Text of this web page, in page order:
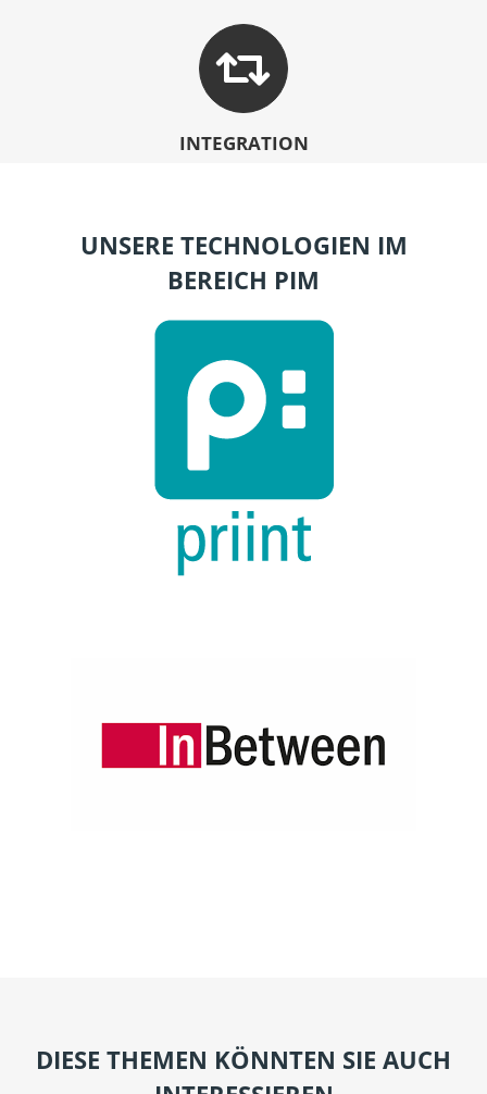
INTEGRATION
UNSERE TECHNOLOGIEN IM
BEREICH PIM
DIESE THEMEN KÖNNTEN SIE AUCH